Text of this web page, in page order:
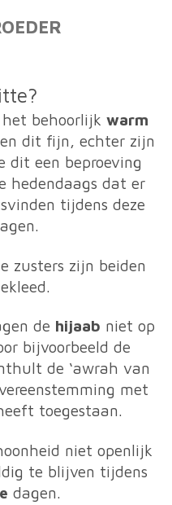
het behoorlijk warm
dit fijn, echter zijn
dit een beproeving
hedendaags dat er
tijdens deze
zusters zijn beiden
de hijaab niet op
bijvoorbeeld de
de ‘awrah van
met
toegestaan.
niet openlijk
te blijven tijdens
dagen.